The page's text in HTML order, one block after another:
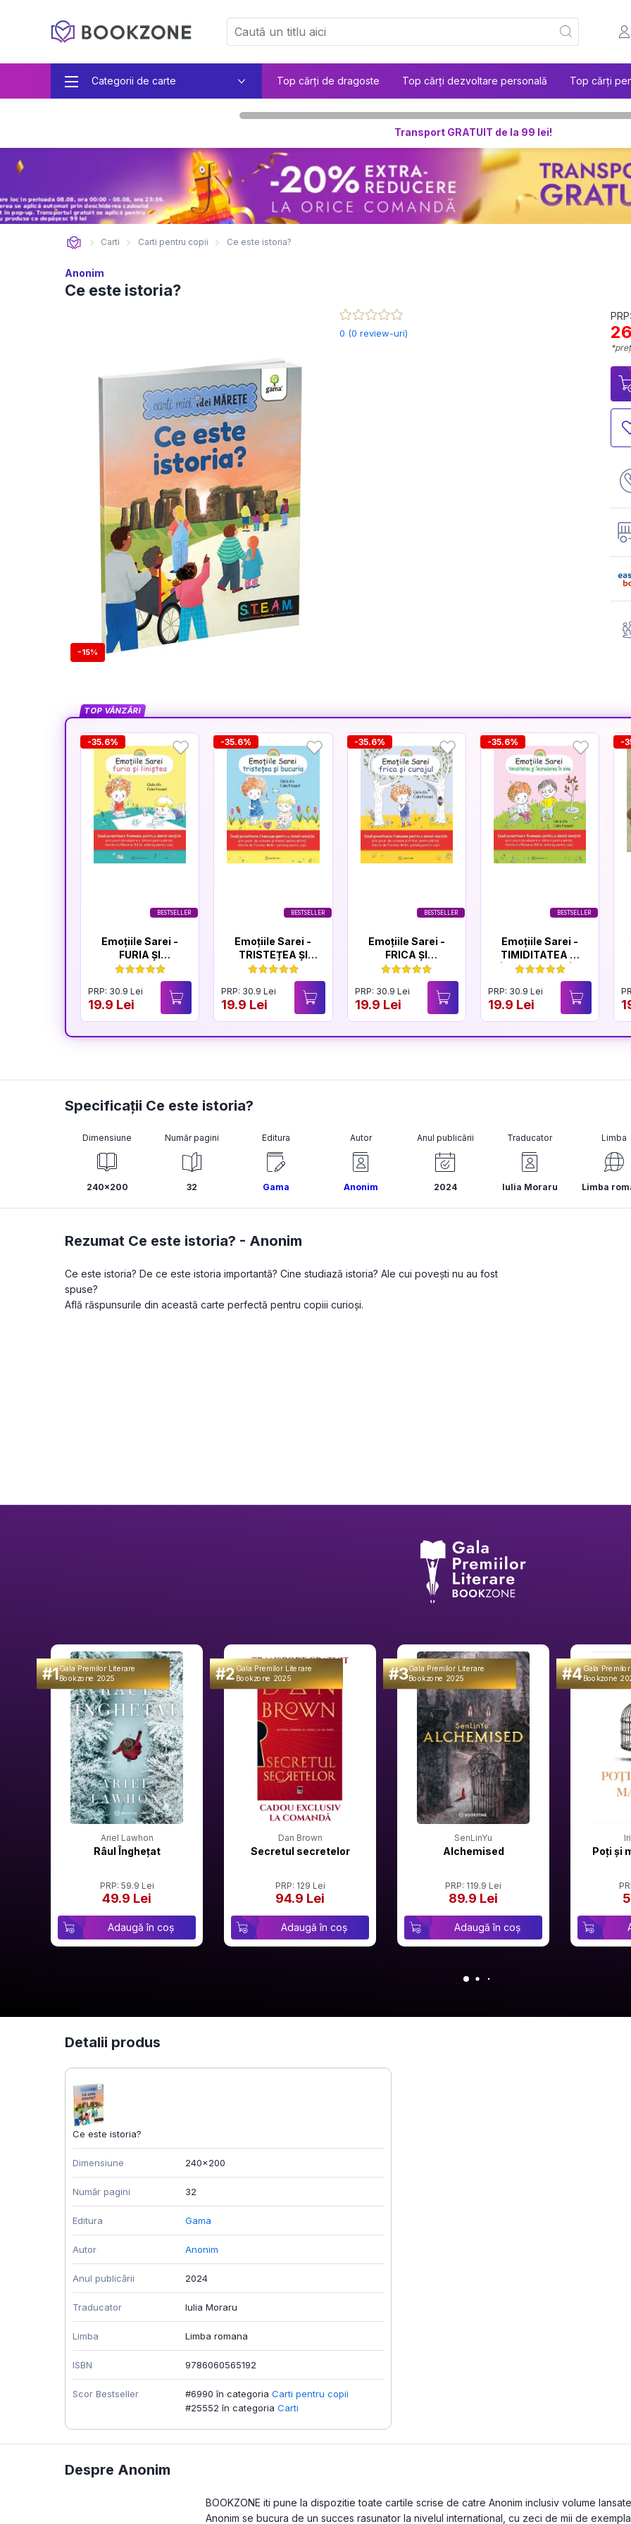
Categorii de carte Top cărți de dragoste Top cărți dezvoltare personală Top cărți
Transport GRATUIT de la 99 lei!
Carti Carti pentru copii Ce este istoria?
Anonim
Ce este istoria?
-15%
0 (0 review-uri)
TOP VÂNZĂRI
BESTSELLER
-35.6%
Emoțiile Sarei -
FURIA ȘI
LINIȘTEA
PRP: 30.9 Lei
19.9 Lei
BESTSELLER
-35.6%
Emoțiile Sarei -
TRISTEȚEA ȘI
BUCURIA
PRP: 30.9 Lei
19.9 Lei
BESTSELLER
-35.6%
Emoțiile Sarei -
FRICA ȘI
CURAJUL
PRP: 30.9 Lei
19.9 Lei
BESTSELLER
-35.6%
Emoțiile Sarei -
TIMIDITATEA ȘI
ÎNCREDEREA ÎN
PRP: 30.9 Lei
19.9 Lei
-
Specificații Ce este istoria?
Dimensiune
240x200
Număr pagini
32
Editura
Gama
Autor
Anonim
Anul publicării
2024
Traducator
Iulia Moraru
Limba
Limba
Rezumat Ce este istoria? - Anonim
Ce este istoria? De ce este istoria importantă? Cine studiază istoria? Ale cui povești nu au fost
spuse?
Află răspunsurile din această carte perfectă pentru copiii curioși.
#1Gala Premilor Literare
Bookzone 2025
Ariel Lawhon
Râul Înghețat
PRP: 59.9 Lei
49.9 Lei
Adaugă în coș
#2Gala Premilor Literare
Bookzone 2025
Dan Brown
Secretul secretelor
PRP: 129 Lei
94.9 Lei
Adaugă în coș
#3Gala Premilor Literare
Bookzone 2025
SenLinYu
Alchemised
PRP: 119.9 Lei
89.9 Lei
Adaugă în coș
#4Gala
Bookzone
Poți și
Detalii produs
Ce este istoria?
Dimensiune 240x200
Număr pagini 32
Editura Gama
Autor Anonim
Anul publicării 2024
Traducator Iulia Moraru
Limba Limba romana
ISBN 9786060565192
Scor Bestseller #6990 în categoria Carti pentru copii
#25552 în categoria Carti
Despre Anonim
BOOKZONE iti pune la dispozitie toate cartile scrise de catre Anonim inclusiv volume
Anonim se bucura de un succes rasunator la nivelul international, cu zeci de mii de